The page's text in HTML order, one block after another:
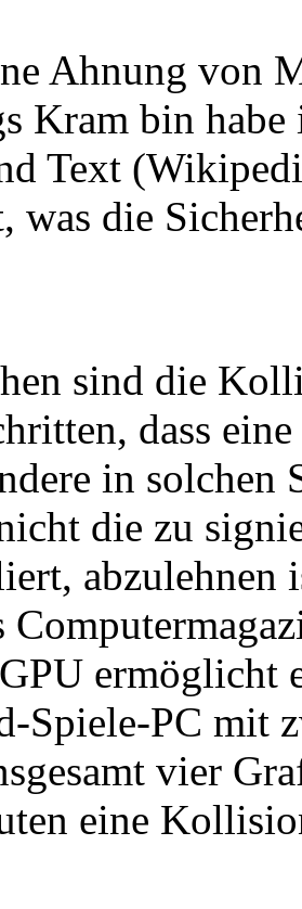
Ahnung von
Kram bin
Text
was die
sind die
dass
in solchen
die zu
abzulehnen
ermöglicht
Spiele-PC mit
vier
eine